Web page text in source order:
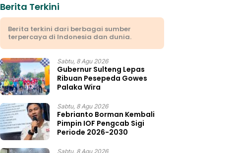
Berita Terkini
Berita terkini dari berbagai sumber
terpercaya di Indonesia dan dunia.
Sabtu, 8 Agu 2026
Gubernur Sulteng Lepas
Ribuan Pesepeda Gowes
Palaka Wira
Sabtu, 8 Agu 2026
Febrianto Borman Kembali
Pimpin IOF Pengcab Sigi
Periode 2026-2030
Sabtu, 8 Agu 2026